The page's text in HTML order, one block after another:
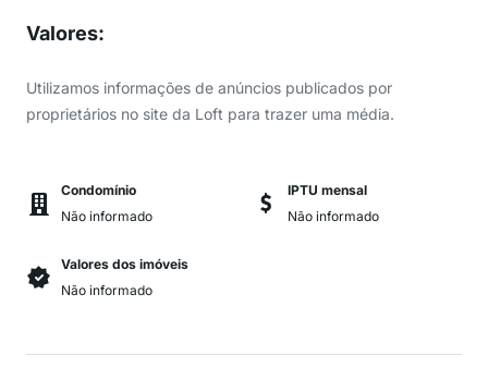
Valores:
Utilizamos informações de anúncios publicados por
proprietários no site da Loft para trazer uma média.
Condomínio
Não informado
IPTU mensal
Não informado
Valores dos imóveis
Não informado